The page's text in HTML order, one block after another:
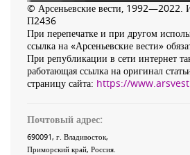
© Арсеньевские вести, 1992—2022.
П2436
При перепечатке и при другом
ссылка на «Арсеньевские вести»
При републикации в сети интернет
работающая ссылка на оригинал
страницу сайта: https://
Почтовый адрес:
690091, г. Владивосток,
Приморский край, Россия